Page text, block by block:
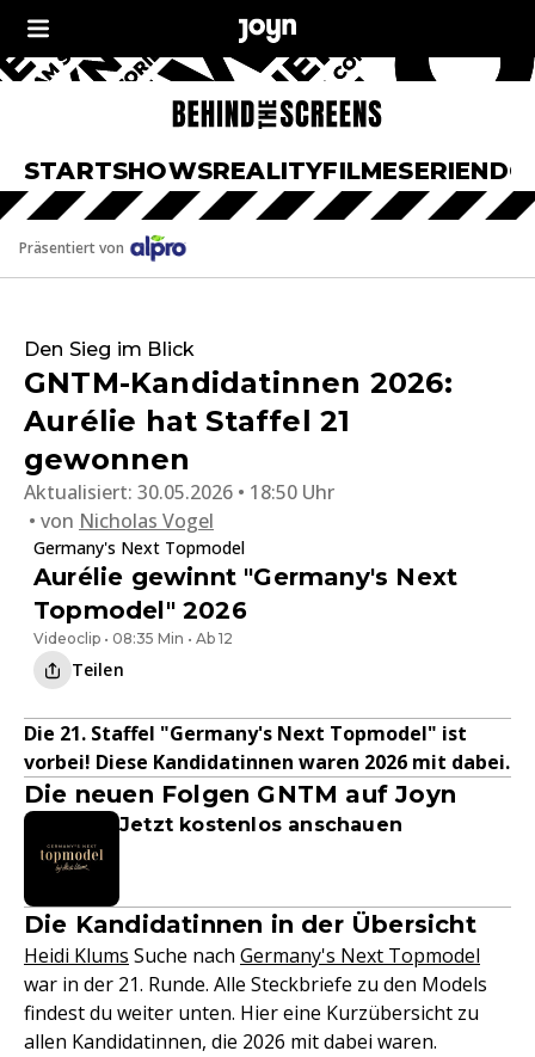
STARTSHOWSREALITYFILMESERIEN
Präsentiert von
Den Sieg im Blick
GNTM-Kandidatinnen 2026:
Aurélie hat Staffel 21
gewonnen
Aktualisiert: 30.05.2026 • 18:50 Uhr
von Nicholas Vogel
Germany's Next Topmodel
Aurélie gewinnt "Germany's Next
Topmodel" 2026
Videoclip • 08:35 Min • Ab 12
Teilen
Die 21. Staffel "Germany's Next Topmodel" ist
vorbei! Diese Kandidatinnen waren 2026 mit dabei.
Die neuen Folgen GNTM auf Joyn
Jetzt kostenlos anschauen
Die Kandidatinnen in der Übersicht
Heidi Klums Suche nach Germany's Next Topmodel
war in der 21. Runde. Alle Steckbriefe zu den Models
findest du weiter unten. Hier eine Kurzübersicht zu
allen Kandidatinnen, die 2026 mit dabei waren.